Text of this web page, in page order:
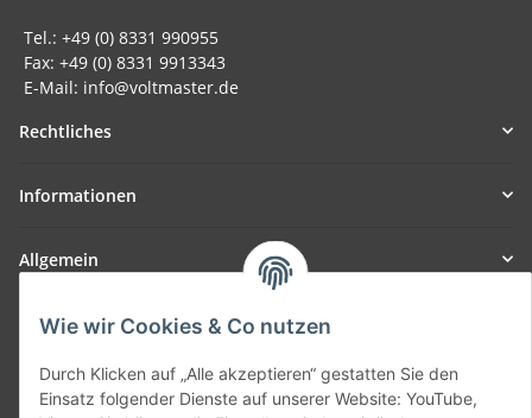
Wie wir Cookies & Co nutzen
Durch Klicken auf „Alle akzeptieren“ gestatten Sie den
Einsatz folgender Dienste auf unserer Website: YouTube,
Tel.: +49 (0) 8331 990955
Fax: +49 (0) 8331 9913343
E-Mail: info@voltmaster.de
Rechtliches
Informationen
Allgemein
Teil unseres Netzwerks: